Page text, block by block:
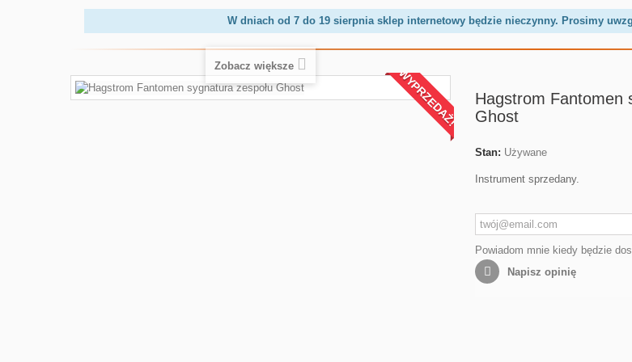
W dniach od 7 do 19 sierpnia sklep internetowy będzie nieczynny. Prosimy
WYPRZEDAŻ!
Zobacz większe
Hagstrom Fantomen
Ghost
Stan: Używane
Instrument sprzedany.
Powiadom mnie kiedy będzie
Napisz opinię